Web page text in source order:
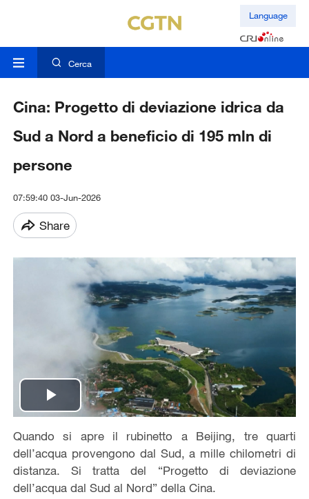
Language
Cerca
Cina: Progetto di deviazione idrica da
Sud a Nord a beneficio di 195 mln di
persone
07:59:40 03-Jun-2026
Share
Play
Video
Quando si apre il rubinetto a Beijing, tre quarti
dell’acqua provengono dal Sud, a mille chilometri di
distanza. Si tratta del “Progetto di deviazione
dell’acqua dal Sud al Nord” della Cina.